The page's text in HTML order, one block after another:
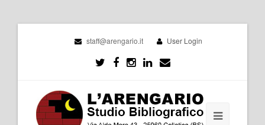
staff@arengario.it User Login